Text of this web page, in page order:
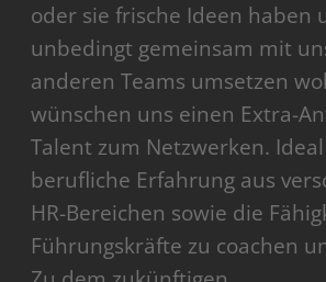
oder sie frische Ideen haben
unbedingt gemeinsam mit
anderen Teams umsetzen
wünschen uns einen Extra-
Talent zum Netzwerken.
berufliche Erfahrung aus
HR-Bereichen sowie die
Führungskräfte zu coachen